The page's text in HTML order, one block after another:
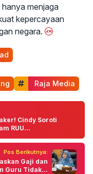
menjaga
kepercayaan
negara.
Raja Media
Cindy Soroti
RUU...
Pos Berikutnya:
Gaji dan
Guru Tidak...